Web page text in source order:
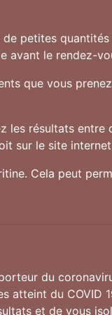
petites quantités
avant le rendez-
que vous
les résultats entre
sur le site
Cela peut
du
atteint du COVID
et de vous